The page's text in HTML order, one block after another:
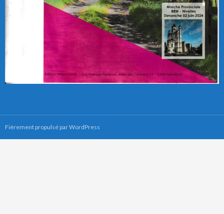
Fièrement propulsé par WordPress